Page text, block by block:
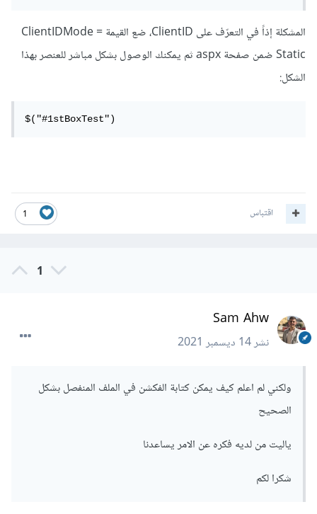
المشكلة إذاً في التعرّف على ClientID، ضع القيمة ClientIDMode =
Static ضمن صفحة aspx ثم يمكنك الوصول بشكل مباشر للعنصر بهذا
الشكل:
$("#1stBoxTest")
1 اقتباس
1
Sam Ahw
نشر14 ديسمبر 2021
ولكني لم اعلم كيف يمكن كتابة الفكشن في الملف المنفصل بشكل
الصحيح
ياليت من لديه فكره عن الامر يساعدنا
شكرا لكم